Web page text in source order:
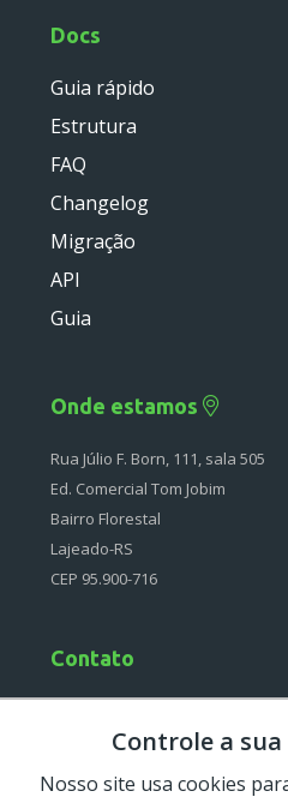
form
menu
template
wrapper
wrapper
Reports
Errors
Indices
Files
Docs
Guia rápido
Estrutura
FAQ
Changelog
Migração
API
Guia
Onde estamos
Rua Júlio F. Born, 111, sala 505
Ed. Comercial Tom Jobim
Bairro Florestal
Lajeado-RS
CEP 95.900-716
Contato
Segunda à Sexta
Controle a
Nosso site usa cookies